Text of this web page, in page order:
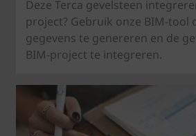
Deze Terca gevelsteen
project? Gebruik onze BIM-tool
gegevens te genereren en de
BIM-project te integreren.